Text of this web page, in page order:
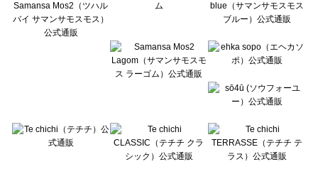
BETTY'S BLUE（べティーズブルー）のベスト一覧
Wpc.（ワールドパーティー）のベスト一覧